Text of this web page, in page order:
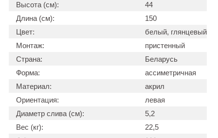
Высота (см):
44
Длина (см):
150
Цвет:
белый, глянцевый
Монтаж:
пристенный
Страна:
Беларусь
Форма:
ассиметричная
Материал:
акрил
Ориентация:
левая
Диаметр слива (см):
5,2
Вес (кг):
22,5